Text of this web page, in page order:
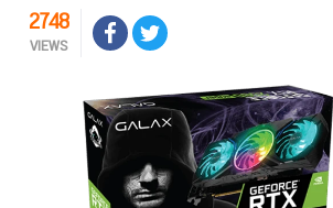
2748
VIEWS